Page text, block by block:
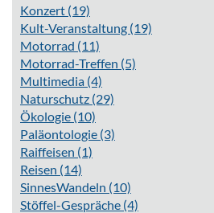
Konzert (19)
Kult-Veranstaltung (19)
Motorrad (11)
Motorrad-Treffen (5)
Multimedia (4)
Naturschutz (29)
Ökologie (10)
Paläontologie (3)
Raiffeisen (1)
Reisen (14)
SinnesWandeln (10)
Stöffel-Gespräche (4)